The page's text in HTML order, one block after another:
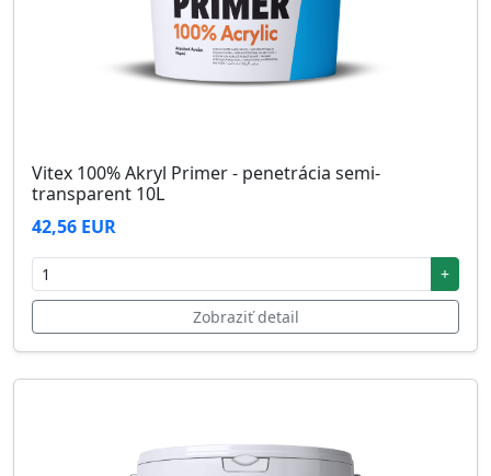
Vitex 100% Akryl Primer - penetrácia semi-
transparent 10L
42,56 EUR
+
Zobraziť detail